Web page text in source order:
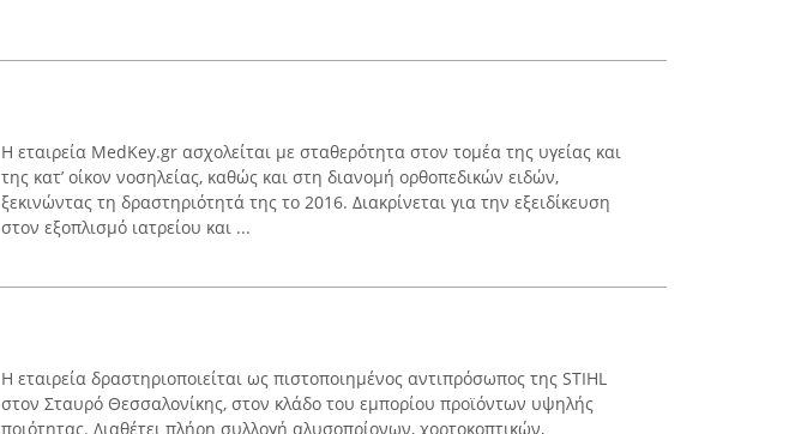
Η εταιρεία MedKey.gr ασχολείται με σταθερότητα στον τομέα της υγείας και
της κατ’ οίκον νοσηλείας, καθώς και στη διανομή ορθοπεδικών ειδών,
ξεκινώντας τη δραστηριότητά της το 2016. Διακρίνεται για την εξειδίκευση
στον εξοπλισμό ιατρείου και ...
Η εταιρεία δραστηριοποιείται ως πιστοποιημένος αντιπρόσωπος της STIHL
στον Σταυρό Θεσσαλονίκης, στον κλάδο του εμπορίου προϊόντων υψηλής
ποιότητας. Διαθέτει πλήρη συλλογή αλυσοπρίονων, χορτοκοπτικών,